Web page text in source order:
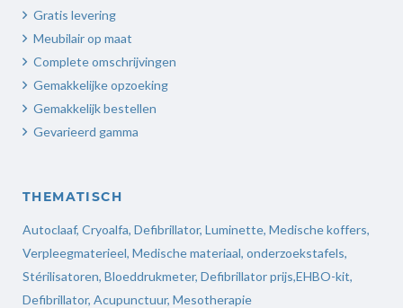
Gratis levering
Meubilair op maat
Complete omschrijvingen
Gemakkelijke opzoeking
Gemakkelijk bestellen
Gevarieerd gamma
THEMATISCH
Autoclaaf, Cryoalfa, Defibrillator, Luminette, Medische koffers,
Verpleegmaterieel, Medische materiaal, onderzoekstafels,
Stérilisatoren, Bloeddrukmeter, Defibrillator prijs,EHBO-kit,
Defibrillator, Acupunctuur, Mesotherapie